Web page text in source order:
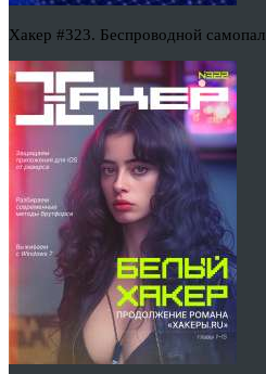
Хакер #323. Беспроводной самопал